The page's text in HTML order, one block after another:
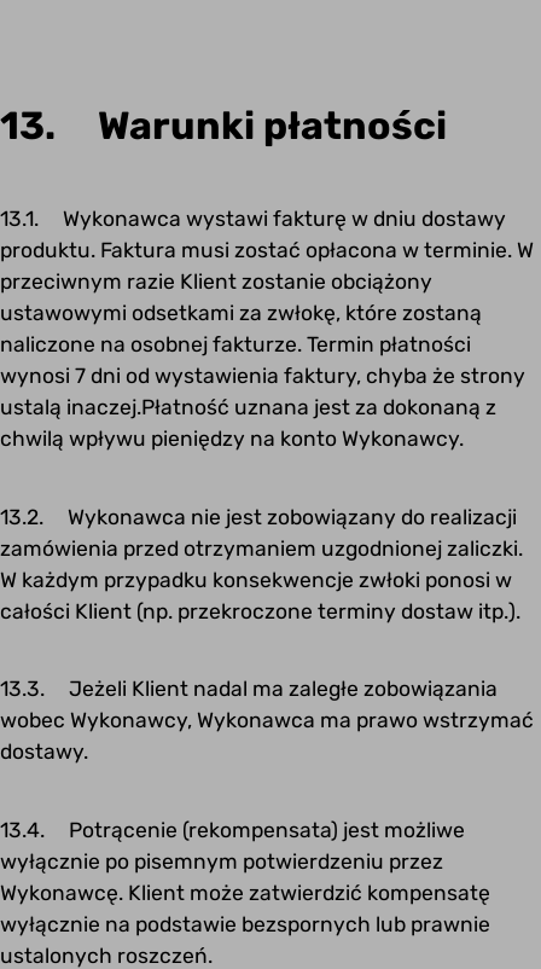
13. Warunki płatności
13.1. Wykonawca wystawi fakturę w dniu dostawy
produktu. Faktura musi zostać opłacona w terminie. W
przeciwnym razie Klient zostanie obciążony
ustawowymi odsetkami za zwłokę, które zostaną
naliczone na osobnej fakturze. Termin płatności
wynosi 7 dni od wystawienia faktury, chyba że strony
ustalą inaczej.Płatność uznana jest za dokonaną z
chwilą wpływu pieniędzy na konto Wykonawcy.
13.2. Wykonawca nie jest zobowiązany do realizacji
zamówienia przed otrzymaniem uzgodnionej zaliczki.
W każdym przypadku konsekwencje zwłoki ponosi w
całości Klient (np. przekroczone terminy dostaw itp.).
13.3. Jeżeli Klient nadal ma zaległe zobowiązania
wobec Wykonawcy, Wykonawca ma prawo wstrzymać
dostawy.
13.4. Potrącenie (rekompensata) jest możliwe
wyłącznie po pisemnym potwierdzeniu przez
Wykonawcę. Klient może zatwierdzić kompensatę
wyłącznie na podstawie bezspornych lub prawnie
ustalonych roszczeń.